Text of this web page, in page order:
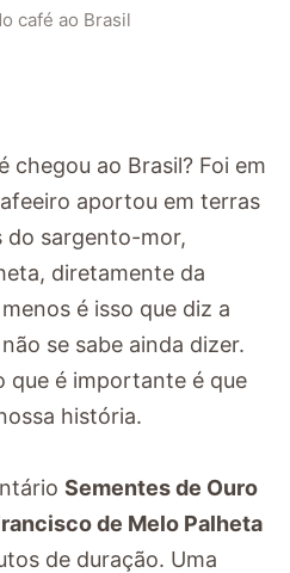
café ao Brasil
chegou ao Brasil? Foi em
aportou em terras
do sargento-mor,
diretamente da
é isso que diz a
se sabe ainda dizer.
que é importante é que
história.
Sementes de Ouro
de Melo Palheta
de duração. Uma